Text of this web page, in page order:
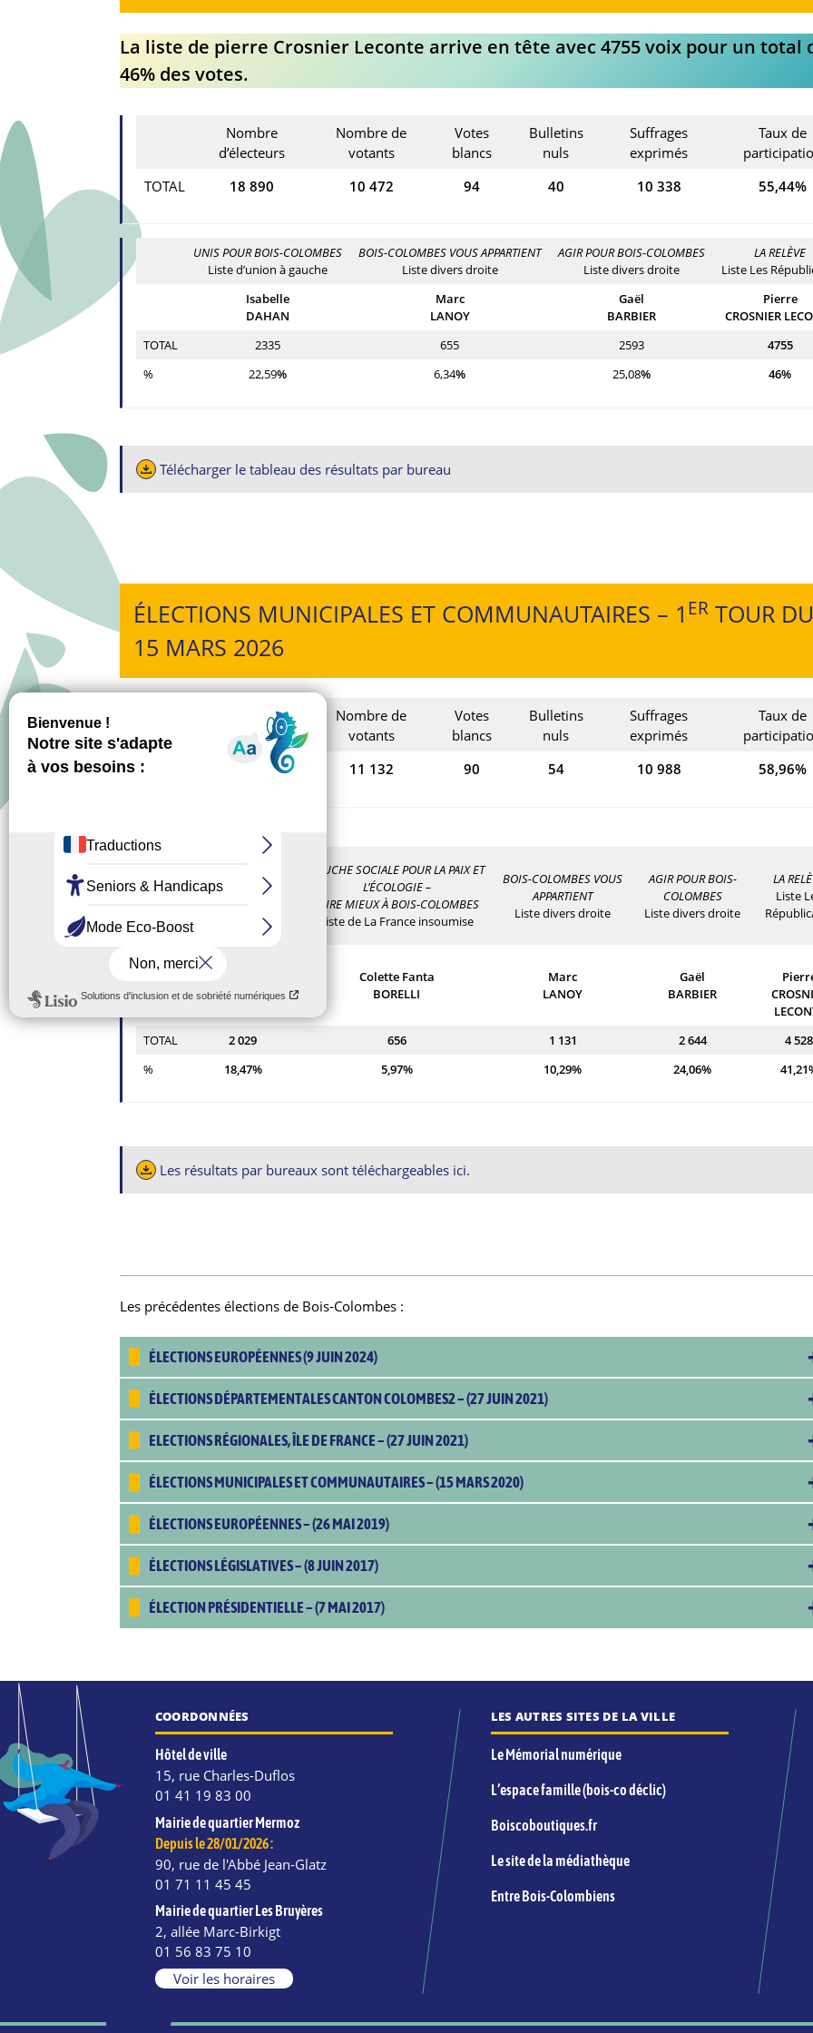
La liste de pierre Crosnier Leconte arrive en tête avec 4755 voix pour un total
46% des votes.
Nombre
d’électeurs
Nombre de
votants
Votes
blancs
Bulletins
nuls
Suffrages
exprimés
Taux de
TOTAL
18 890 10 472 94 40 10 338 55,44%
UNIS POUR BOIS-COLOMBES
Liste d’union à gauche
BOIS-COLOMBES VOUS APPARTIENT
Liste divers droite
AGIR POUR BOIS-COLOMBES
Liste divers droite
LA RELÈVE
Liste Les
Isabelle
DAHAN
Marc
LANOY
Gaël
BARBIER
Pierre
CROSNIER
TOTAL
2335 655 2593
4755
%
22,59% 6,34% 25,08% 46%
Télécharger le tableau des résultats par bureau
ÉLECTIONS MUNICIPALES ET COMMUNAUTAIRES – 1 ER TOUR DU
15 MARS 2026
Nombre
d’électeurs
Nombre de
votants
Votes
blancs
Bulletins
nuls
Suffrages
exprimés
Taux de
TOTAL
18 882 11 132 90 54 10 988 58,96%
UNIS POUR BOIS-
COLOMBES
GAUCHE SOCIALE POUR LA PAIX ET
L’ÉCOLOGIE –
FAIRE MIEUX À BOIS-COLOMBES
Liste de La France insoumise
BOIS-COLOMBES VOUS
APPARTIENT
Liste divers droite
AGIR POUR BOIS-
COLOMBES
Liste divers droite
LA
Liste
DAHAN
Colette Fanta
BORELLI
Marc
LANOY
Gaël
BARBIER
TOTAL
2 029 656 1 131 2 644
4 528
%
18,47% 5,97% 10,29% 24,06%
Les résultats par bureaux sont téléchargeables ici.
Les précédentes élections de Bois-Colombes :
ÉLECTIONS EUROPÉENNES (9 JUIN 2024)
ÉLECTIONS DÉPARTEMENTALES CANTON COLOMBES2 – (27 JUIN 2021)
ELECTIONS RÉGIONALES, ÎLE DE FRANCE –(27 JUIN 2021)
ÉLECTIONS MUNICIPALES ET COMMUNAUTAIRES –(15 MARS 2020)
ÉLECTIONS EUROPÉENNES – (26 MAI 2019)
ÉLECTIONS LÉGISLATIVES –(8 JUIN 2017)
ÉLECTION PRÉSIDENTIELLE –(7 MAI 2017)
COORDONNÉES
Hôtel de ville
15, rue Charles-Duflos
01 41 19 83 00
Mairie de quartier Mermoz
Depuis le 28/01/2026 :
90, rue de l'Abbé Jean-Glatz
01 71 11 45 45
Mairie de quartier Les Bruyères
2, allée Marc-Birkigt
01 56 83 75 10
Voir les horaires
LES AUTRES SITES DE LA VILLE
Le Mémorial numérique
L’espace famille (bois-co déclic)
Boiscoboutiques.fr
Le site de la médiathèque
Entre Bois-Colombiens